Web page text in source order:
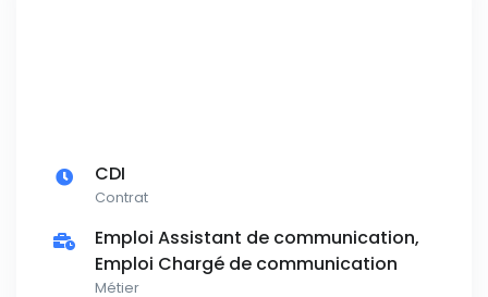
CDI
Contrat
Emploi Assistant de communication,
Emploi Chargé de communication
Métier